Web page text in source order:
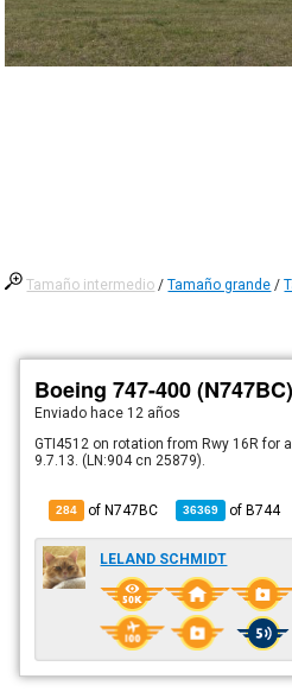
Tamaño intermedio /Tamaño grande /
Boeing 747-400 (N747BC)
Enviado hace 12 años
GTI4512 on rotation from Rwy 16R for
9.7.13. (LN:904 cn 25879).
284 of N747BC 36369 ofB744
LELAND SCHMIDT